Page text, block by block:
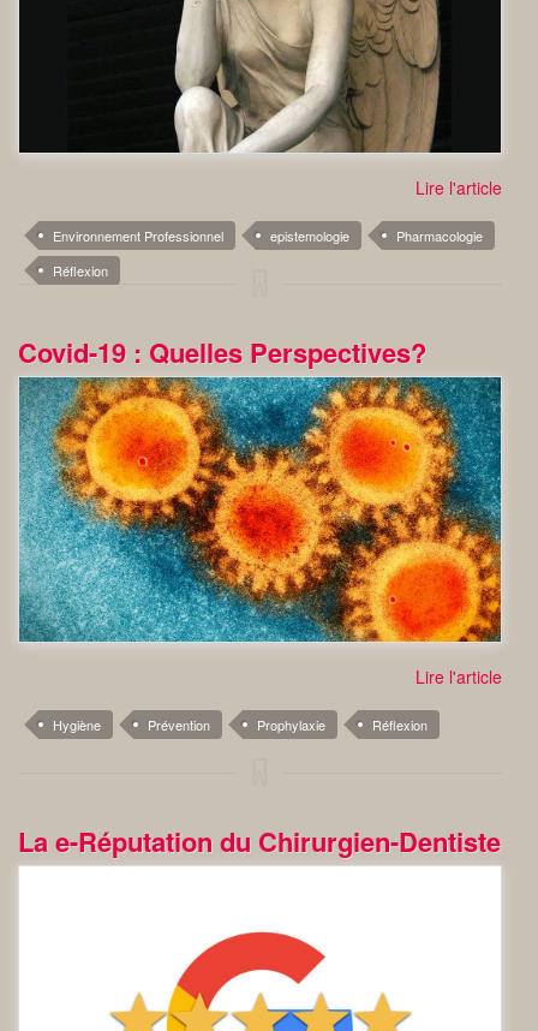
Lire l'article
Environnement Professionnel epistemologie
Pharmacologie
Réflexion
Covid-19 : Quelles Perspectives?
Lire l'article
Hygiène Prévention Prophylaxie Réflexion
La e-Réputation du Chirurgien-Dentiste